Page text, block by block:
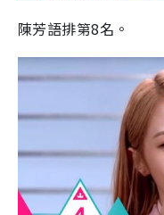
陳芳語排第8名。